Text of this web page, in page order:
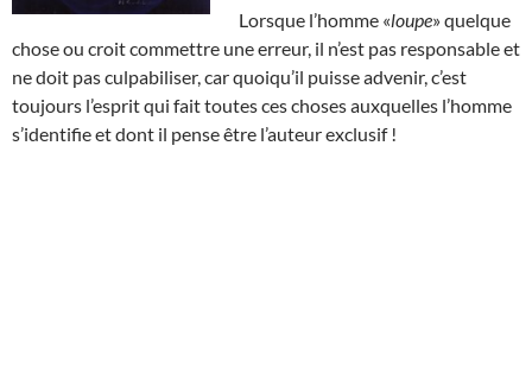
Lorsque l’homme «loupe» quelque
chose ou croit commettre une erreur, il n’est pas responsable et
ne doit pas culpabiliser, car quoiqu’il puisse advenir, c’est
toujours l’esprit qui fait toutes ces choses auxquelles l’homme
s’identifie et dont il pense être l’auteur exclusif !